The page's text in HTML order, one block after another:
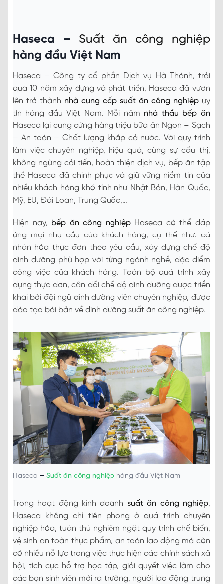
Haseca – Suất ăn công nghiệp
hàng đầu Việt Nam
Haseca – Công ty cổ phần Dịch vụ Hà Thành, trải
qua 10 năm xây dựng và phát triển, Haseca đã vươn
lên trở thành nhà cung cấp suất ăn công nghiệpuy
tín hàng đầu Việt Nam. Mỗi năm nhà thầu bếp ăn
Haseca lại cung cứng hàng triệu bữa ăn Ngon – Sạch
– An toàn – Chất lượng khắp cả nước. Với quy trình
làm việc chuyên nghiệp, hiệu quả, cùng sự cầu thị,
không ngừng cải tiến, hoàn thiện dịch vụ, bếp ăn tập
thể Haseca đã chinh phục và giữ vững niềm tin của
nhiều khách hàng khó tính như Nhật Bản, Hàn Quốc,
Mỹ, EU, Đài Loan, Trung Quốc,…
Hiện nay, bếp ăn công nghiệpHaseca có thể đáp
ứng mọi nhu cầu của khách hàng, cụ thể như: cá
nhân hóa thực đơn theo yêu cầu, xây dựng chế độ
dinh dưỡng phù hợp với từng ngành nghề, đặc điểm
công việc của khách hàng. Toàn bộ quá trình xây
dựng thực đơn, cân đối chế độ dinh dưỡng được triển
khai bởi đội ngũ dinh dưỡng viên chuyên nghiệp, được
đào tạo bài bản về dinh dưỡng suất ăn công nghiệp.
Haseca – Suất ăn công nghiệp hàng đầu Việt Nam
Trong hoạt động kinh doanh suất ăn công nghiệp,
Haseca không chỉ tiên phong ở quá trình chuyên
nghiệp hóa, tuân thủ nghiêm ngặt quy trình chế biến,
vệ sinh an toàn thực phẩm, an toàn lao động mà còn
có nhiều nỗ lực trong việc thực hiện các chính sách xã
hội, tích cực hỗ trợ học tập, giải quyết việc làm cho
các bạn sinh viên mới ra trường, người lao động trung